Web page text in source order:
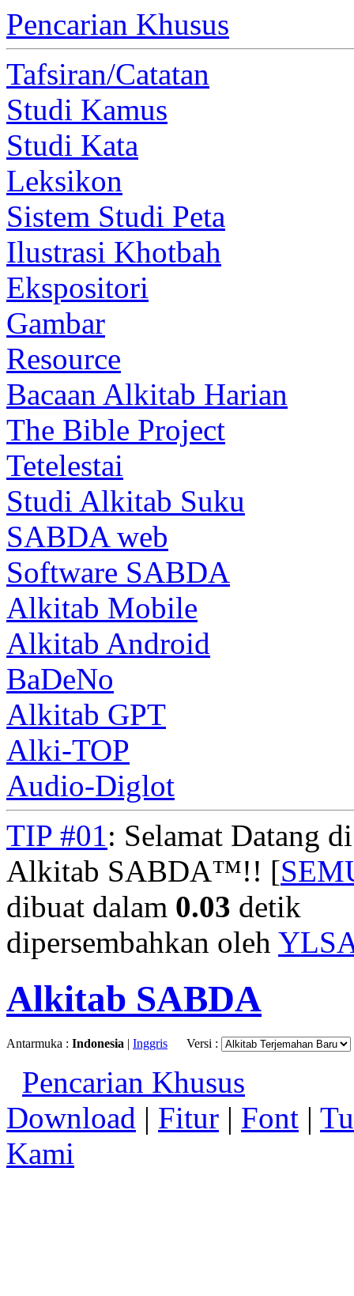
Pencarian Khusus
Tafsiran/Catatan
Studi Kamus
Studi Kata
Leksikon
Sistem Studi Peta
Ilustrasi Khotbah
Ekspositori
Gambar
Resource
Bacaan Alkitab Harian
The Bible Project
Tetelestai
Studi Alkitab Suku
SABDA web
Software SABDA
Alkitab Mobile
Alkitab Android
BaDeNo
Alkitab GPT
Alki-TOP
Audio-Diglot
TIP #01: Selamat Datang
Alkitab SABDA™!! [
dibuat dalam 0.03 detik
dipersembahkan oleh
Alkitab SABDA
Antarmuka : Indonesia | Inggris Versi :
Pencarian Khusus
Download | Fitur | Font |
Kami